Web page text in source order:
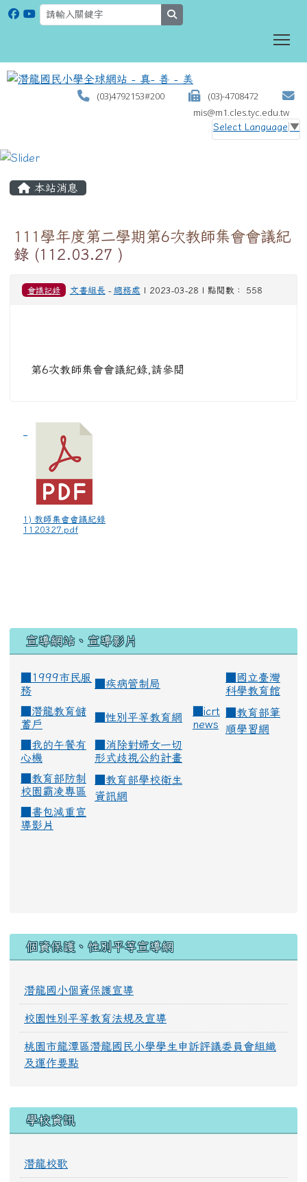
(03)4792153#200
(03)-4708472
mis@m1.cles.tyc.edu.tw
Select Language ▼
本站消息
111學年度第二學期第6次教師集會會議紀
錄 (112.03.27 )
會議記錄 文書組長 - 總務處 | 2023-03-28 | 點閱數： 558
第6次教師集會會議紀錄,請參閱
1) 教師集會會議紀錄
1120327.pdf
宣導網站、宣導影片
■1999市民服
務
疾病管制局
國立臺灣
科學教育館
潛龍教育儲
蓄戶
性別平等教育網
icrt
news
教育部筆
順學習網
我的午餐有
心機
消除對婦女一切
形式歧視公約計畫
教育部防制
校園霸凌專區
教育部學校衛生
資訊網
書包減重宣
導影片
個資保護、性別平等宣導網
潛龍國小個資保護宣導
校園性別平等教育法規及宣導
桃園市龍潭區潛龍國民小學學生申訴評議委員會組織
及運作要點
學校資訊
潛龍校歌